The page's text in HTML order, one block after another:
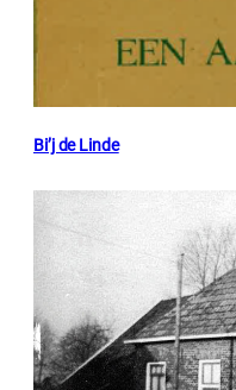
Bi’j de Linde